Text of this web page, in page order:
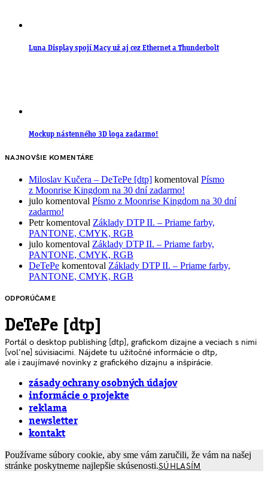
Luna Display spojí Macy už aj cez Ethernet a Thunderbolt
Mockup nástenného 3D loga zadarmo!
NAJNOVŠIE KOMENTÁRE
Miloslav Kučera – DeTePe [dtp] komentoval Písmo
z Moonrise Kingdom na 30 dní zadarmo!
julo komentoval Písmo z Moonrise Kingdom na 30 dní
zadarmo!
Petrkomentoval Základy DTP II. – Priame farby,
PANTONE, CMYK, RGB
julo komentoval Základy DTP II. – Priame farby,
PANTONE, CMYK, RGB
DeTePe komentoval Základy DTP II. – Priame farby,
PANTONE, CMYK, RGB
ODPORÚČAME
DeTePe [dtp]
Portál o desktop publishing [dtp], grafickom dizajne a veciach s nimi
[voľne] súvisiacimi. Nájdete tu užitočné informácie o dtp,
ale i zaujímavé novinky z grafického dizajnu a inšpirácie.
zásady ochrany osobných údajov
informácie o projekte
reklama
newsletter
kontakt
Používame súbory cookie, aby sme vám zaručili, že vám na našej
stránke poskytneme najlepšie skúsenosti.SÚHLASÍM